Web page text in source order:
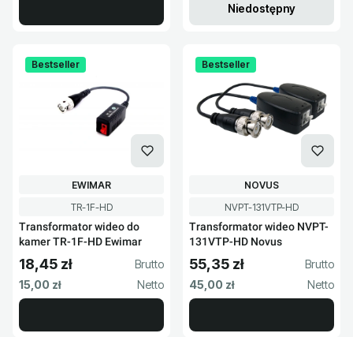
Niedostępny
Bestseller
Kod produktu
TR-1F-HD
Transformator wideo do
kamer TR-1F-HD Ewimar
PRODUCENT
EWIMAR
Cena brutto
18,45 zł
Cena netto
15,00 zł
Bestseller
Kod produktu
NVPT-131VTP-HD
Transformator wideo NVPT-
131VTP-HD Novus
PRODUCENT
NOVUS
Cena brutto
55,35 zł
Cena netto
45,00 zł